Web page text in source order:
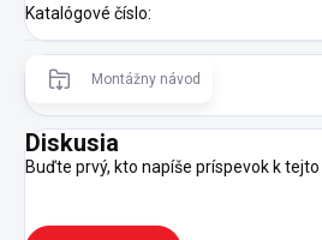
Katalógové číslo:
Montážny návod
Diskusia
Buďte prvý, kto napíše príspevok k tejto